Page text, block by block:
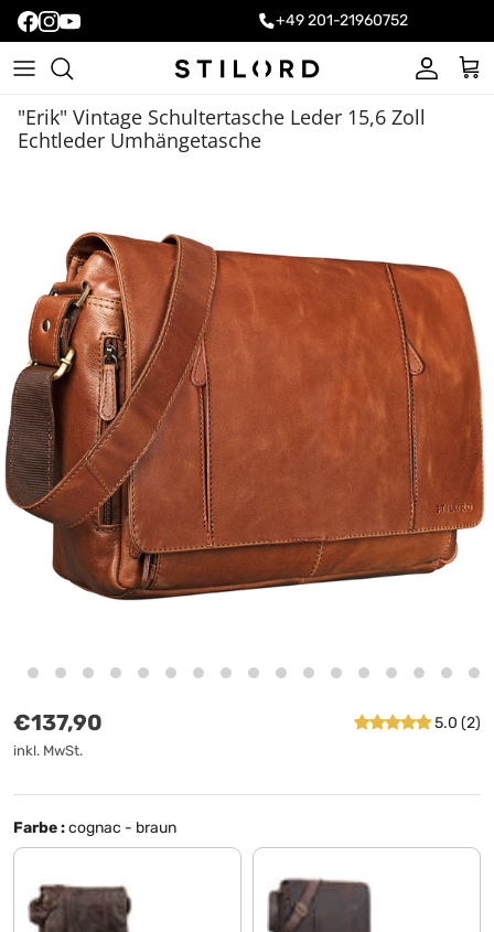
+49 201-21960752
Konto
"Erik" Vintage Schultertasche Leder 15,6 Zoll
Echtleder Umhängetasche
Normaler Preis
€137,90
inkl. MwSt.
5.0 (2)
Farbe :cognac - braun
morino - braun matt - dunkelbraun